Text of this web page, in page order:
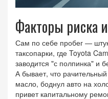
Факторы риска
Сам по себе пробег —
таксопарки, где Toyota
заводится "с полпинка" и
А бывает, что
масло, боднул авто на
привет капитальному